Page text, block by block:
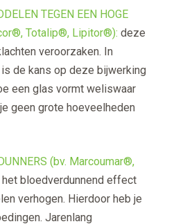
TEGEN EEN HOGE
Totalip®, Lipitor®): deze
veroorzaken. In
de kans op deze bijwerking
een glas vormt weliswaar
geen grote hoeveelheden
(bv. Marcoumar®,
het bloedverdunnend effect
verhogen. Hierdoor heb je
Jarenlang